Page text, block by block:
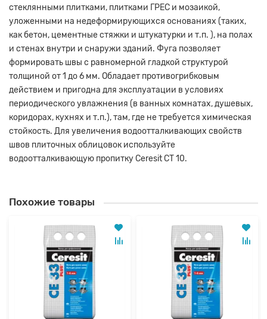
стеклянными плитками, плитками ГРЕС и мозаикой,
уложенными на недеформирующихся основаниях (таких,
как бетон, цементные стяжки и штукатурки и т.п. ), на полах
и стенах внутри и снаружи зданий. Фуга позволяет
формировать швы с равномерной гладкой структурой
толщиной от 1 до 6 мм. Обладает противогрибковым
действием и пригодна для эксплуатации в условиях
периодического увлажнения (в ванных комнатах, душевых,
коридорах, кухнях и т.п.), там, где не требуется химическая
стойкость. Для увеличения водоотталкивающих свойств
швов плиточных облицовок используйте
водоотталкивающую пропитку Ceresit CT 10.
Похожие товары